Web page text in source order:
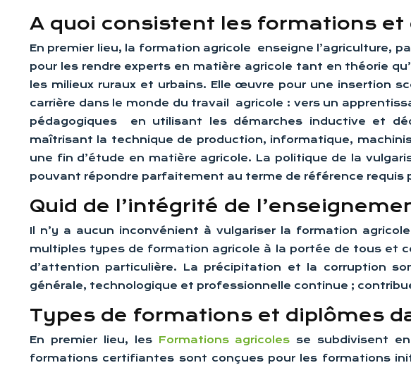
A quoi consistent les formations
En premier lieu, la formation agricole
enseigne l’agriculture,
pour les rendre experts en matière agricole tant en théorie
les milieux ruraux et urbains. Elle œuvre pour une insertion
carrière dans le monde du travail agricole : vers un
pédagogiques en utilisant les démarches inductive et
maîtrisant la technique de production, informatique,
une fin d’étude en matière agricole. La politique de la
pouvant répondre parfaitement au terme de référence requis
Quid de l’intégrité de
Il n’y a aucun inconvénient à vulgariser la formation
multiples types de formation agricole à la portée de tous et
d’attention particulière. La précipitation et la corruption
générale, technologique et professionnelle continue ;
Types de formations et diplômes
En premier lieu, les Formations agricoles se subdivisent
formations certifiantes sont conçues pour les formations